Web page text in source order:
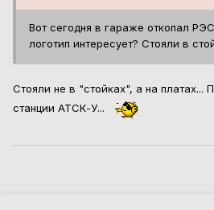
Вот сегодня в гараже откопал
логотип интересует? Стояли в
Стояли не в "стойках", а на платах...
станции АТСК-У...